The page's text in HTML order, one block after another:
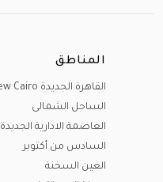
المناطق
القاهرة الجديدة New Cairo
الساحل الشمالى
العاصمة الادارية الجديدة
السادس من أكتوبر
العين السخنة